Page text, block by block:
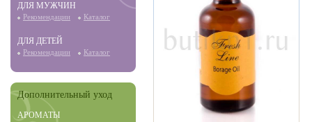
ДЛЯ МУЖЧИН
Рекомендации Каталог
ДЛЯ ДЕТЕЙ
Рекомендации Каталог
Дополнительный уход
АРОМАТЫ